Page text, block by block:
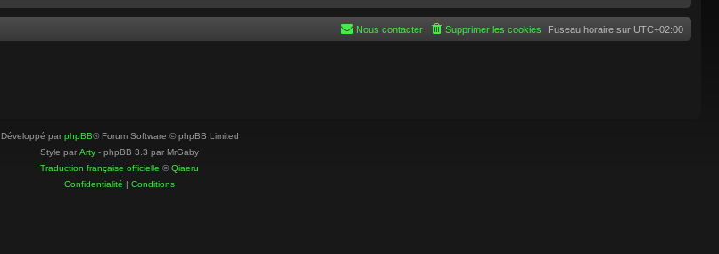
Fuseau horaire sur UTC+02:00
Supprimer les cookies
Nous contacter
Développé par phpBB® Forum Software © phpBB Limited
Style par Arty - phpBB 3.3 par MrGaby
Traduction française officielle ©Qiaeru
Confidentialité | Conditions